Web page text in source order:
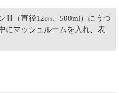
皿（直径12㎝、500ml）にうつ
にマッシュルームを入れ、表